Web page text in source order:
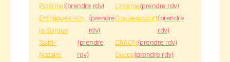
Ploërmel(prendre rdv) L'Horme(prendre rdv)
Entraigues-sur-
la-Sorgue
(prendre
rdv)
Gouzeaucourt(prendre
rdv)
Saint-
Nazaire
(prendre
rdv)
CRAON(prendre rdv)
Ducos(prendre rdv)